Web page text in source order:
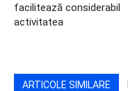
facilitează considerabil
activitatea
ARTICOLE SIMILARE